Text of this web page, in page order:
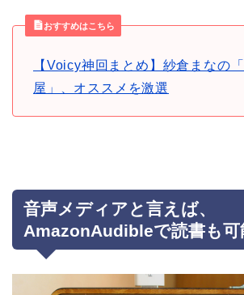
おすすめはこちら
【Voicy神回まとめ】紗倉まなの
屋」、オススメを激選
音声メディアと言えば、
AmazonAudibleで読書も可